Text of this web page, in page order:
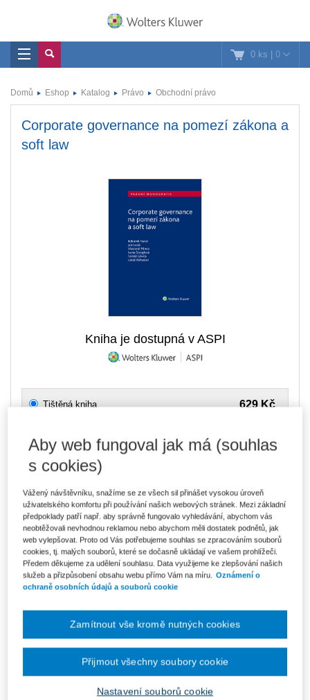
0 ks | 0
Domů Eshop Katalog Právo Obchodní právo
Corporate governance na pomezí zákona a
soft law
Kniha je dostupná v ASPI
629 Kč
Tištěná kniha
E-kniha Smarteca + soubory ke stažení
V prodeji - ihned k dispozici
Kde najdu soubory e-knih?
897 Kč
Ušetříte 471 Kč
DMOC 1 368 Kč
Balíček - Tištěná kniha + E-kniha
Smarteca + soubory ke stažení
Skladem- expedice do 2 pracovních dnů
Co je Smarteca?
zaslány dodatečně e-mailem.
ks Vložit do košíku
Ceny jsou včetně DPH
Aby web fungoval jak má (souhlas
s cookies)
Vážený návštěvníku, snažíme se ze všech sil přinášet vysokou úroveň
uživatelského komfortu při používání našich webových stránek. Mezi základní
předpoklady patří např. aby správně fungovalo vyhledávání, abychom vás
neobtěžovali nevhodnou reklamou nebo abychom měli dostatek podnětů, jak
web vylepšovat. Proto od Vás potřebujeme souhlas se zpracováním souborů
cookies, tj. malých souborů, které se dočasně ukládají ve vašem prohlížeči.
Předem děkujeme za udělení souhlasu. Data využijeme ke zlepšování našich
služeb a přizpůsobení obsahu webu přímo Vám na míru. Oznámení o
ochraně osobních údajů a souborů cookie
Nastavení souborů cookie
Zamítnout vše kromě nutných cookies
Přijmout všechny soubory cookie